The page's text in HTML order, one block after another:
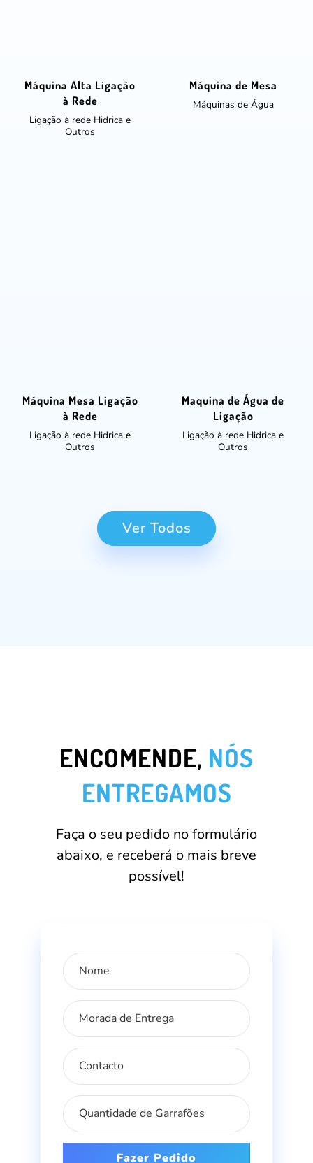
Máquina Alta Ligação
à Rede
Ligação à rede Hidrica e
Outros
Máquina de Mesa
Máquinas de Água
Máquina Mesa Ligação
à Rede
Ligação à rede Hidrica e
Outros
Maquina de Água de
Ligação
Ligação à rede Hidrica e
Outros
Ver Todos
ENCOMENDE, NÓS
ENTREGAMOS
Faça o seu pedido no formulário
abaixo, e receberá o mais breve
possível!